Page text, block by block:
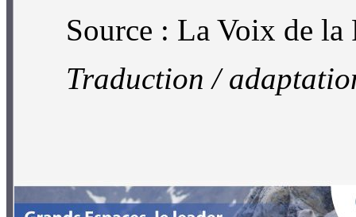
Source : La Voix de la
Traduction /